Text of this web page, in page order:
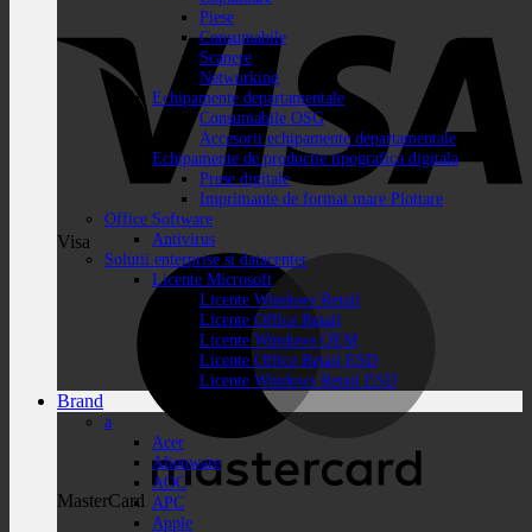
Visa
MasterCard
Piese
Consumabile
Scanere
Networking
Echipamente departamentale
Consumabile OSG
Accesorii echipamente departamentale
Echipamente de productie tipografica digitala
Prese digitale
Imprimante de format mare Plottare
Office Software
Antivirus
Solutii enterprise si datacenter
Licente Microsoft
Licente Windows Retail
Licente Office Retail
Licente Windows OEM
Licente Office Retail ESD
Licente Windows Retail ESD
Brand
a
Acer
Alienware
AOC
APC
Apple